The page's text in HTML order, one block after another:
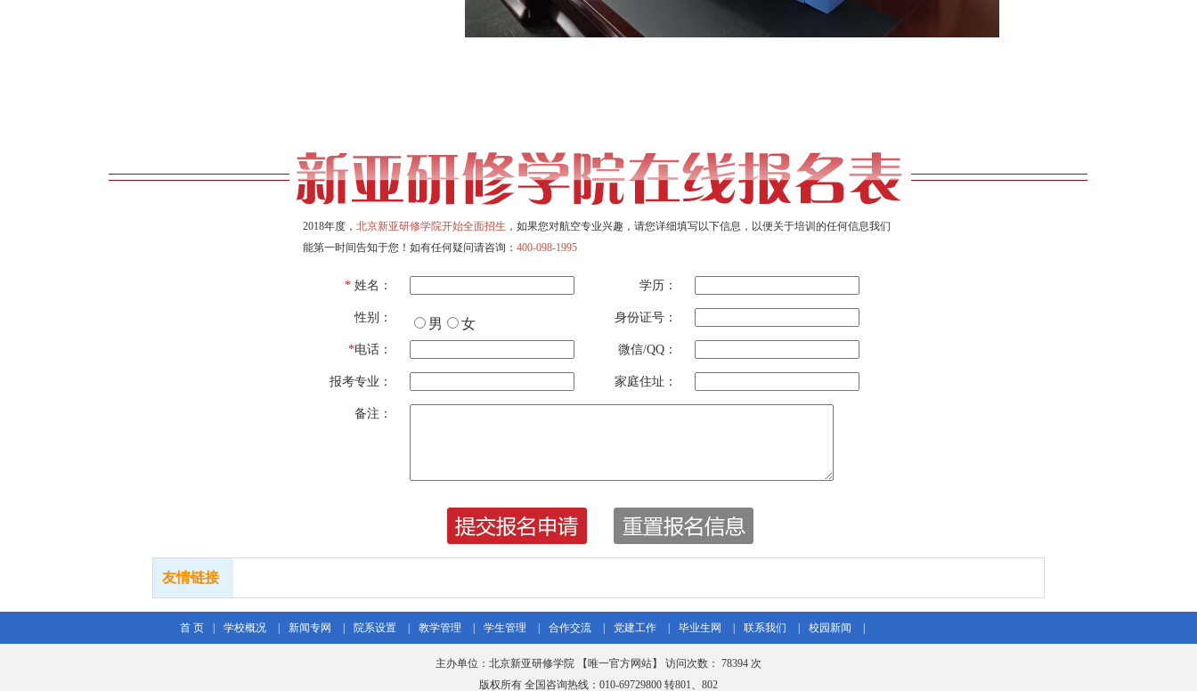
2018年度， 北京新亚研修学院开始全面招生 ，如果您对航空专业兴趣，请您详细填写以下信息，以便关于培训的任何信息我们
能第一时间告知于您！如有任何疑问请咨询： 400-098-1995
*姓名： 学历：
性别： 男 女 身份证号：
*电话： 微信/QQ：
报考专业： 家庭住址：
备注：
友情链接
首 页 学校概况 新闻专网 院系设置 教学管理 学生管理 合作交流 党建工作 毕业生网 联系我们 校园新闻
主办单位：北京新亚研修学院 【唯一官方网站】 访问次数： 78394 次
版权所有 全国咨询热线：010-69729800 转801、802